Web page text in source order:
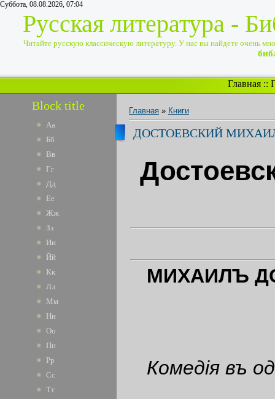
Суббота, 08.08.2026, 07:04
Русская литература -
Читайте русскую классическую литературу. У нас вы найдете очень
Главная ::
Block title
Аа
Бб
Вв
Гг
Дд
Ее
Жж
Зз
Ии
Йй
Кк
Лл
Мм
Нн
Оо
Пп
Рр
Сс
Тт
Главная » Книги
ДОСТОЕВСКИЙ
МИХАИЛЪ
Комедiя въ